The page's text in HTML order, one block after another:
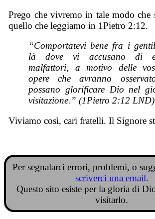
Prego che vivremo in tale modo che
quello che leggiamo in 1Pietro 2:12.
“Comportatevi bene fra i
là dove vi accusano di
malfattori, a motivo delle
opere che avranno
possano glorificare Dio nel
visitazione.” (1Pietro 2:12 LND)
Viviamo così, cari fratelli. Il Signore
Per segnalarci errori, problemi, o
scriverci una email.
Questo sito esiste per la gloria di
visitarlo.